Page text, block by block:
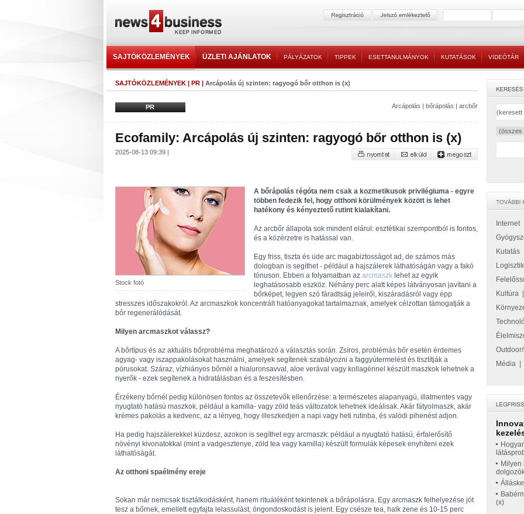
SAJTÓKÖZLEMÉNYEK ÜZLETI AJÁNLATOK PÁLYÁZATOK TIPPEK ESETTANULMÁNYOK KUTATÁSOK VIDEÓTÁR
SAJTÓKÖZLEMÉNYEK | PR | Arcápolás új szinten: ragyogó bőr otthon is (x)
PR Arcápolás | bőrápolás | arcbőr
Ecofamily: Arcápolás új szinten: ragyogó bőr otthon is (x)
2025-08-13 09:39 |
Stock fotó
A bőrápolás régóta nem csak a kozmetikusok privilégiuma - egyre
többen fedezik fel, hogy otthoni körülmények között is lehet
hatékony és kényeztető rutint kialakítani.
Az arcbőr állapota sok mindent elárul: esztétikai szempontból is fontos,
és a közérzetre is hatással van.
Egy friss, tiszta és üde arc magabiztosságot ad, de számos más
dologban is segíthet - például a hajszálerek láthatóságán vagy a fakó
tónuson. Ebben a folyamatban az arcmaszk lehet az egyik
leghatásosabb eszköz. Néhány perc alatt képes látványosan javítani a
bőrképet, legyen szó fáradtság jeleiről, kiszáradásról vagy épp
stresszes időszakokról. Az arcmaszkok koncentrált hatóanyagokat tartalmaznak, amelyek célzottan támogatják a
bőr regenerálódását.
Milyen arcmaszkot válassz?
A bőrtípus és az aktuális bőrprobléma meghatározó a választás során. Zsíros, problémás bőr esetén érdemes
agyag- vagy iszappakolásokat használni, amelyek segítenek szabályozni a faggyútermelést és tisztítják a
pórusokat. Száraz, vízhiányos bőrnél a hialuronsavval, aloe verával vagy kollagénnel készült maszkok lehetnek a
nyerők - ezek segítenek a hidratálásban és a feszesítésben.
Érzékeny bőrnél pedig különösen fontos az összetevők ellenőrzése: a természetes alapanyagú, illatmentes vagy
nyugtató hatású maszkok, például a kamilla- vagy zöld teás változatok lehetnek ideálisak. Akár fátyolmaszk, akár
krémes pakolás a kedvenc, az a lényeg, hogy illeszkedjen a napi vagy heti rutinba, és valódi pihenést adjon.
Ha pedig hajszálerekkel küzdesz, azokon is segíthet egy arcmaszk: például a nyugtató hatású, érfalerősítő
növényi kivonatokkal (mint a vadgesztenye, zöld tea vagy kamilla) készült formulák képesek enyhíteni ezek
láthatóságát.
Az otthoni spaélmény ereje
Sokan már nemcsak tisztálkodásként, hanem rituáléként tekintenek a bőrápolásra. Egy arcmaszk felhelyezése jót
tesz a bőrnek, emellett egyfajta lelassulást, öngondoskodást is jelent. Egy csésze tea, halk zene és 10-15 perc
Internet|
Kutatás
Kultúra
Média
Milyen
(x)